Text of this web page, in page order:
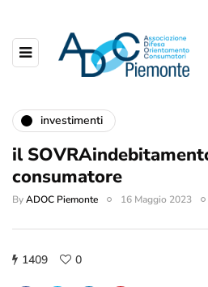
investimenti
il
consumatore
ByADOC Piemonte 16 Maggio 2023
1409 0